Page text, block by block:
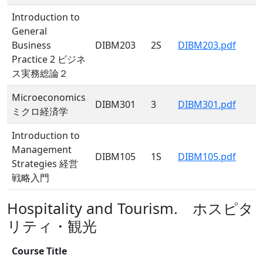
Introduction to
General
Business
Practice 2 ビジネ
ス実務総論２
DIBM203 2S DIBM203.pdf
Microeconomics
ミクロ経済学
DIBM301 3 DIBM301.pdf
Introduction to
Management
Strategies 経営
戦略入門
DIBM105 1S DIBM105.pdf
Hospitality and Tourism. ホスピタ
リティ・観光
Course Title